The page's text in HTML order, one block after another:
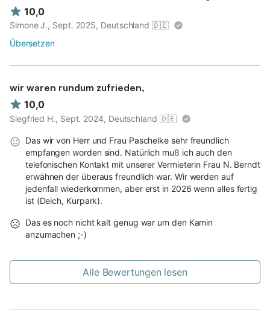
10,0
Simone J., Sept. 2025, Deutschland 🇩🇪
Übersetzen
wir waren rundum zufrieden,
10,0
Siegfried H., Sept. 2024, Deutschland 🇩🇪
Das wir von Herr und Frau Paschelke sehr freundlich
empfangen worden sind. Natürlich muß ich auch den
telefonischen Kontakt mit unserer Vermieterin Frau N. Berndt
erwähnen der überaus freundlich war. Wir werden auf
jedenfall wiederkommen, aber erst in 2026 wenn alles fertig
ist (Deich, Kurpark).
Das es noch nicht kalt genug war um den Kamin
anzumachen ;-)
Alle Bewertungen lesen